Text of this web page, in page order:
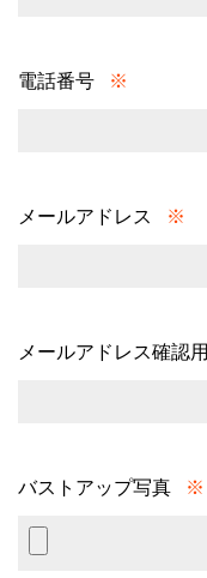
電話番号 ※
メールアドレス ※
メールアドレス確認用
バストアップ写真 ※